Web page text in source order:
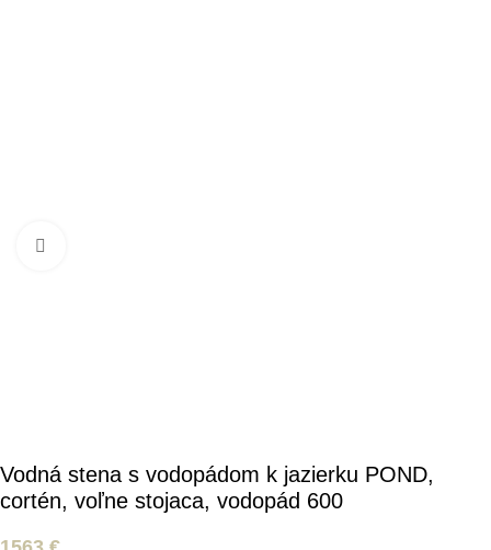
Vodná stena s vodopádom k jazierku POND,
cortén, voľne stojaca, vodopád 600